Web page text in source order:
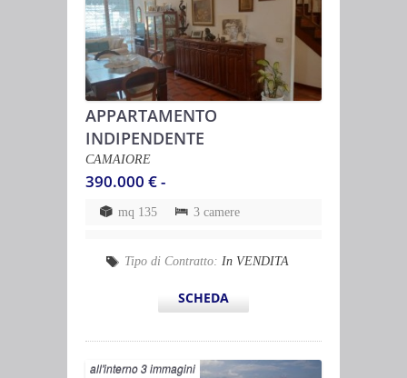
APPARTAMENTO
INDIPENDENTE
CAMAIORE
390.000 € -
mq 135 3 camere
Tipo di Contratto: In VENDITA
SCHEDA
all'interno 3 immagini